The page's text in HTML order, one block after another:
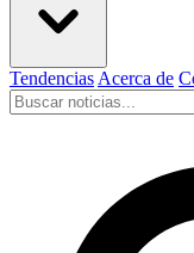
Tendencias Acerca de